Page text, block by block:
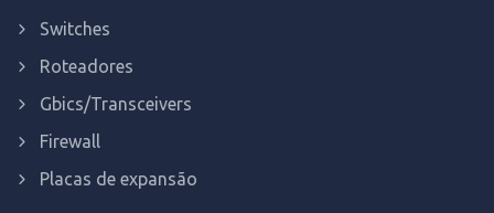
Switches
Roteadores
Gbics/Transceivers
Firewall
Placas de expansão